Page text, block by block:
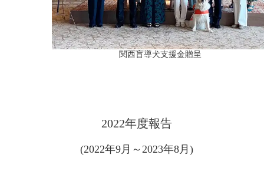
関西盲導犬支援金贈呈
2022年度報告
(2022年9月～2023年8月)